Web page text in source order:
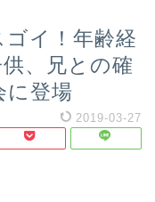
イ！年齢経
、兄との確
に登場
2019-03-27